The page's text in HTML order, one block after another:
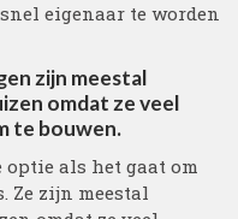
eigenaar te worden
zijn meestal
omdat ze veel
te bouwen.
optie als het gaat om
Ze zijn meestal